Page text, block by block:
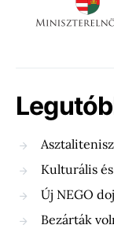
Kulturális
Új NEGO
Bezárták